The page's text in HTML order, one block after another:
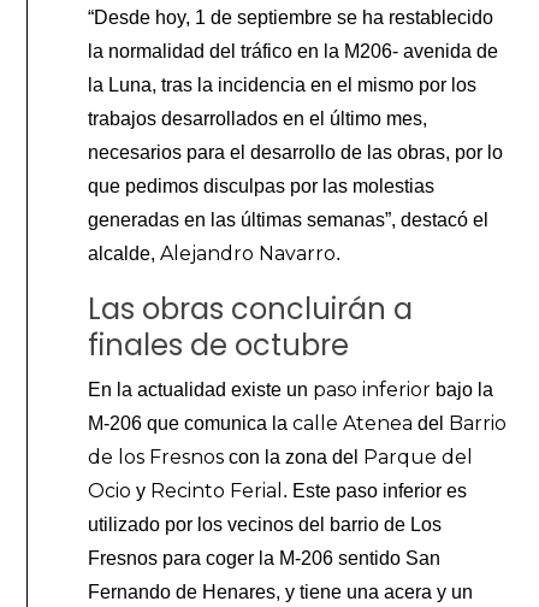
“Desde hoy, 1 de septiembre se ha restablecido
la normalidad del tráfico en la M206- avenida de
la Luna, tras la incidencia en el mismo por los
trabajos desarrollados en el último mes,
necesarios para el desarrollo de las obras, por lo
que pedimos disculpas por las molestias
generadas en las últimas semanas”, destacó el
alcalde,Alejandro Navarro.
Las obras concluirán a
finales de octubre
En la actualidad existe un paso inferior bajo la
M-206 que comunica la calle Atenea del
Barrio
de los Fresnos con la zona del
Parque del
Ocio y Recinto Ferial . Este paso inferior es
utilizado por los vecinos del barrio de Los
Fresnos para coger la M-206 sentido San
Fernando de Henares, y tiene una acera y un